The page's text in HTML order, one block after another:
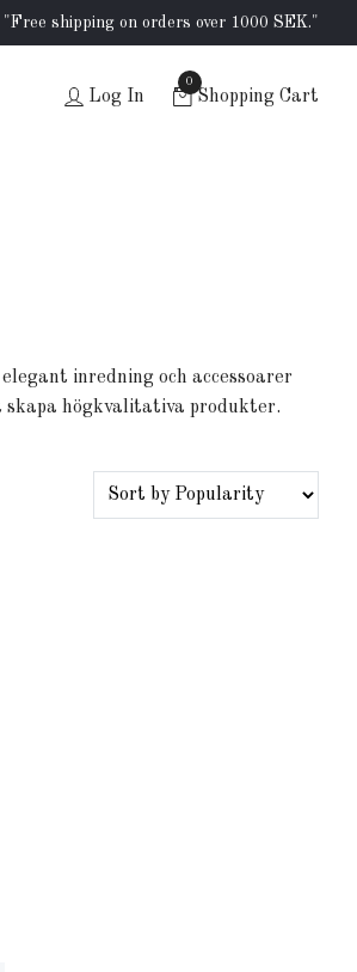
"Free shipping on orders over 1000 SEK."
Log In
0
Shopping Cart
inredning och accessoarer
skapa högkvalitativa produkter.